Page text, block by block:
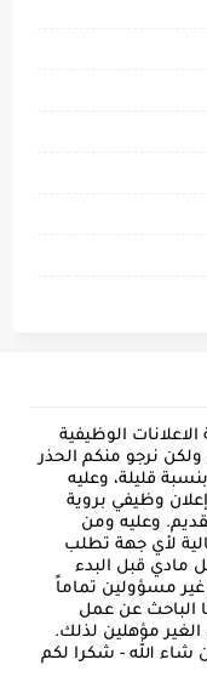
الوظيفية
نرجو منكم الحذر
قليلة، وعليه
وظيفي بروية
وعليه ومن
لأي جهة تطلب
مادي قبل البدء
مسؤولين تماماً
الباحث عن عمل
مؤهلين لذلك.
شاء الله - شكرا لكم